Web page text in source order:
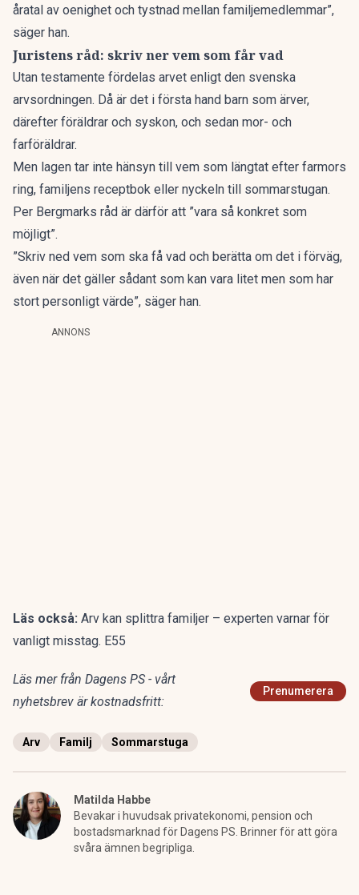
åratal av oenighet och tystnad mellan familjemedlemmar”,
säger han.
Juristens råd: skriv ner vem som får vad
Utan testamente fördelas arvet enligt den svenska
arvsordningen. Då är det i första hand barn som ärver,
därefter föräldrar och syskon, och sedan mor- och
farföräldrar.
Men lagen tar inte hänsyn till vem som längtat efter farmors
ring, familjens receptbok eller nyckeln till sommarstugan.
Per Bergmarks råd är därför att ”vara så konkret som
möjligt”.
”Skriv ned vem som ska få vad och berätta om det i förväg,
även när det gäller sådant som kan vara litet men som har
stort personligt värde”, säger han.
ANNONS
Läs också: Arv kan splittra familjer – experten varnar för
vanligt misstag. E55
Läs mer från Dagens PS - vårt
nyhetsbrev är kostnadsfritt:
Prenumerera
Arv Familj Sommarstuga
Matilda Habbe
Bevakar i huvudsak privatekonomi, pension och
bostadsmarknad för Dagens PS. Brinner för att göra
svåra ämnen begripliga.